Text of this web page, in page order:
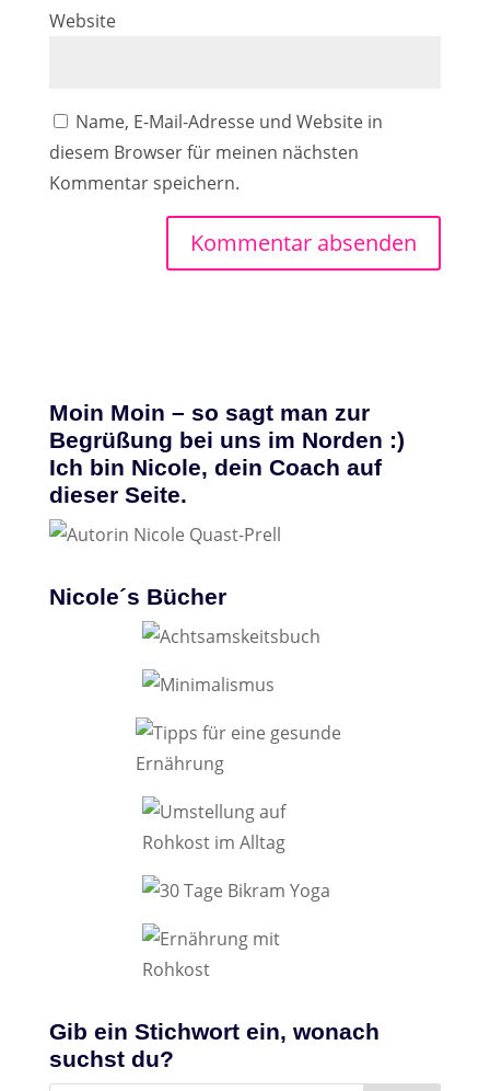
Website
Name, E-Mail-Adresse und Website in
diesem Browser für meinen nächsten
Kommentar speichern.
Moin Moin – so sagt man zur
Begrüßung bei uns im Norden :)
Ich bin Nicole, dein Coach auf
dieser Seite.
Nicole´s Bücher
Gib ein Stichwort ein, wonach
suchst du?